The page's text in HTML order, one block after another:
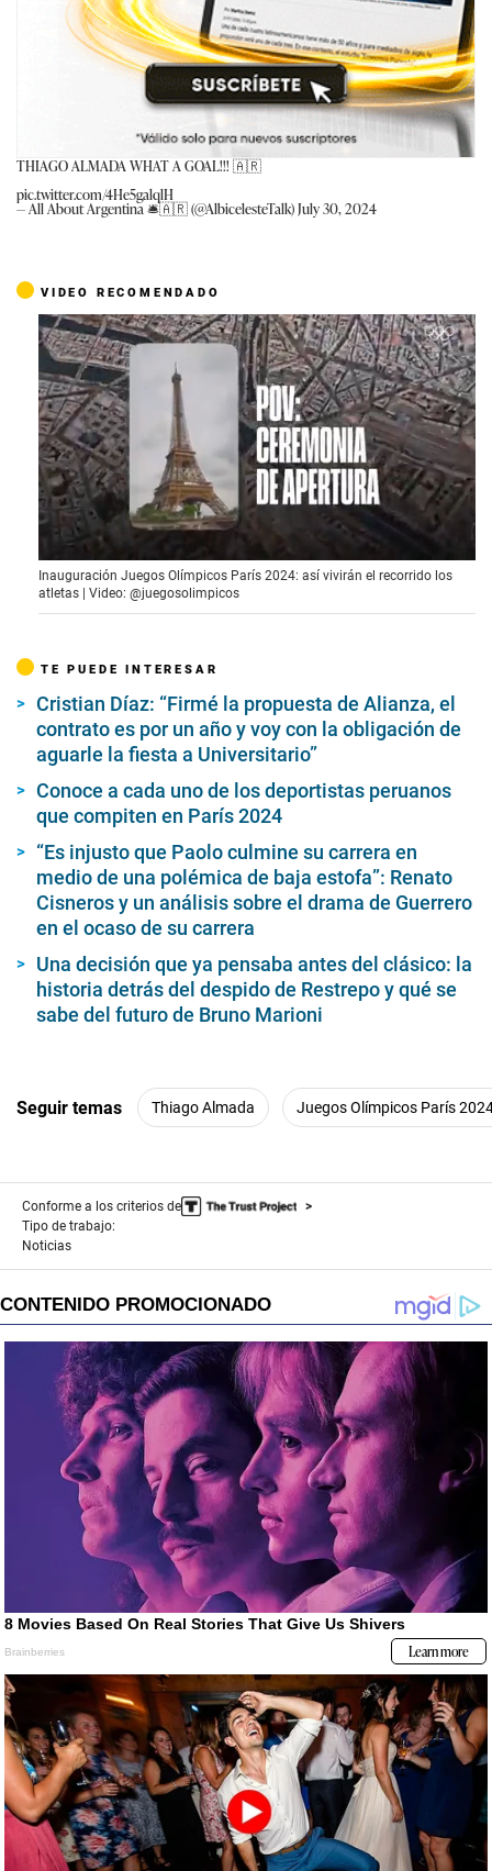
THIAGO ALMADA WHAT A GOAL!!! 🇦🇷
pic.twitter.com/4He5galqlH
— All About Argentina 🛎🇦🇷 (@AlbicelesteTalk)July 30, 2024
VIDEO RECOMENDADO
0
o
f
1
n
t
e
9
e
c
o
n
s
Inauguración Juegos Olímpicos París 2024: así vivirán el recorrido los
atletas | Video: @juegosolimpicos
TE PUEDE INTERESAR
Cristian Díaz: “Firmé la propuesta de Alianza, el
contrato es por un año y voy con la obligación de
aguarle la fiesta a Universitario”
Conoce a cada uno de los deportistas peruanos
que compiten en París 2024
“Es injusto que Paolo culmine su carrera en
medio de una polémica de baja estofa”: Renato
Cisneros y un análisis sobre el drama de Guerrero
en el ocaso de su carrera
Una decisión que ya pensaba antes del clásico: la
historia detrás del despido de Restrepo y qué se
sabe del futuro de Bruno Marioni
Seguir temas Thiago Almada Juegos Olímpicos París
Conforme a los criterios de
Tipo de trabajo:
Noticias